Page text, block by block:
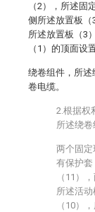
（2），所述固
侧所述放置板（
所述放置板（3
（1）的顶面设
绕卷组件，所
卷电缆。
2.根据权
所述绕卷
两个固
有保护
（11）
所述活
（10）